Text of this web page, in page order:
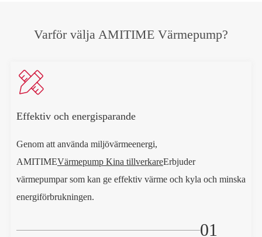
Varför välja AMITIME Värmepump?

Effektiv och energisparande
Genom att använda miljövärmeenergi,
AMITIMEVärmepump Kina tillverkareErbjuder
värmepumpar som kan ge effektiv värme och kyla och minska
energiförbrukningen.
01